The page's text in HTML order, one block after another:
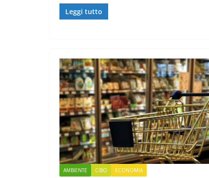
Leggi tutto
AMBIENTE CIBO ECONOMIA